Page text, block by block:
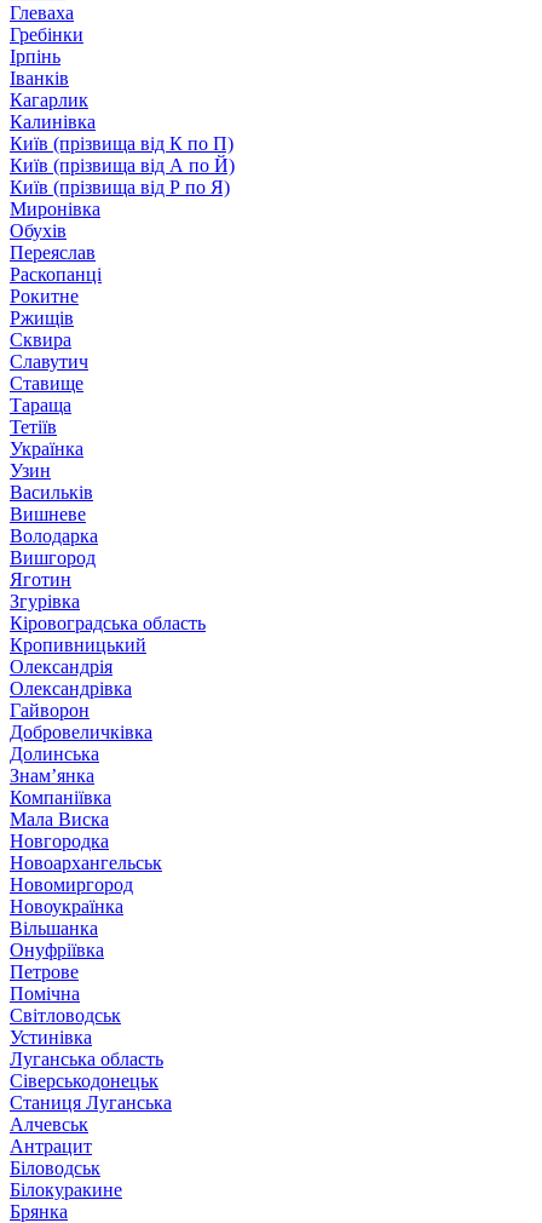
Глеваха
Гребінки
Ірпінь
Іванків
Кагарлик
Калинівка
Київ (прізвища від К по П)
Київ (прізвища від А по Й)
Київ (прізвища від Р по Я)
Миронівка
Обухів
Переяслав
Раскопанці
Рокитне
Ржищів
Сквира
Славутич
Ставище
Тараща
Тетіїв
Українка
Узин
Васильків
Вишневе
Володарка
Вишгород
Яготин
Згурівка
Кіровоградська область
Кропивницький
Олександрія
Олександрівка
Гайворон
Добровеличківка
Долинська
Знам’янка
Компаніївка
Мала Виска
Новгородка
Новоархангельськ
Новомиргород
Новоукраїнка
Вільшанка
Онуфріївка
Петрове
Помічна
Світловодськ
Устинівка
Луганська область
Сіверськодонецьк
Станиця Луганська
Алчевськ
Антрацит
Біловодськ
Білокуракине
Брянка